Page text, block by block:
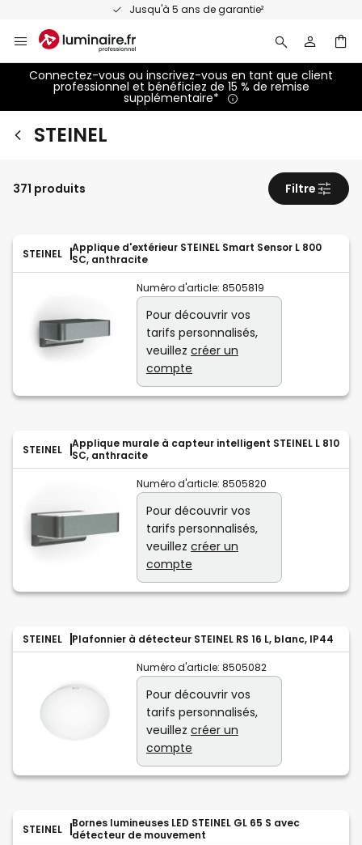
Jusqu'à 5 ans de garantie²
contenu
Connectez-vous ou inscrivez-vous en tant que client
professionnel et bénéficiez de 15 % de remise
supplémentaire*
STEINEL
STEINEL
Applique d'extérieur STEINEL Smart Sensor L 800
SC, anthracite
Numéro d'article: 8505819
Pour découvrir vos
tarifs personnalisés,
veuillez créer un
compte
STEINEL
Applique murale à capteur intelligent STEINEL L 810
SC, anthracite
Numéro d'article: 8505820
Pour découvrir vos
tarifs personnalisés,
veuillez créer un
compte
STEINEL Plafonnier à détecteur STEINEL RS 16 L, blanc, IP44
Numéro d'article: 8505082
Pour découvrir vos
tarifs personnalisés,
veuillez créer un
compte
STEINEL
Bornes lumineuses LED STEINEL GL 65 S avec
détecteur de mouvement
371 produits Filtre